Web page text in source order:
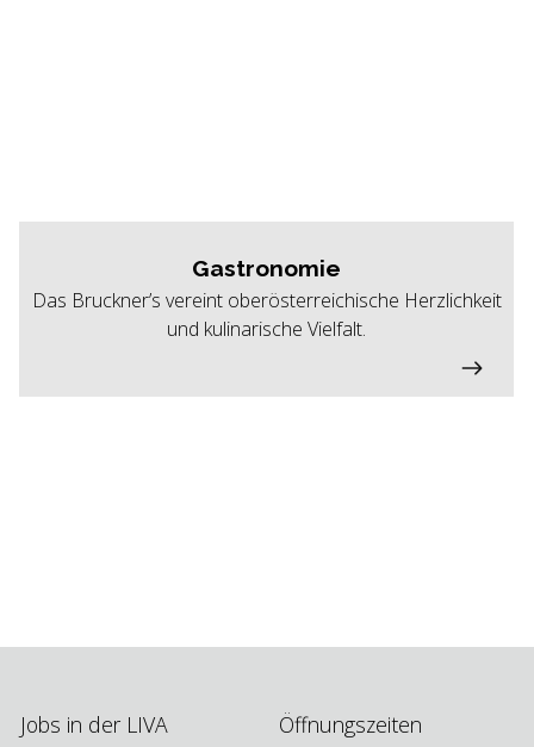
Gastronomie
Das Bruckner’s vereint oberösterreichische Herzlichkeit
und kulinarische Vielfalt.
Jobs in der LIVA Öffnungszeiten